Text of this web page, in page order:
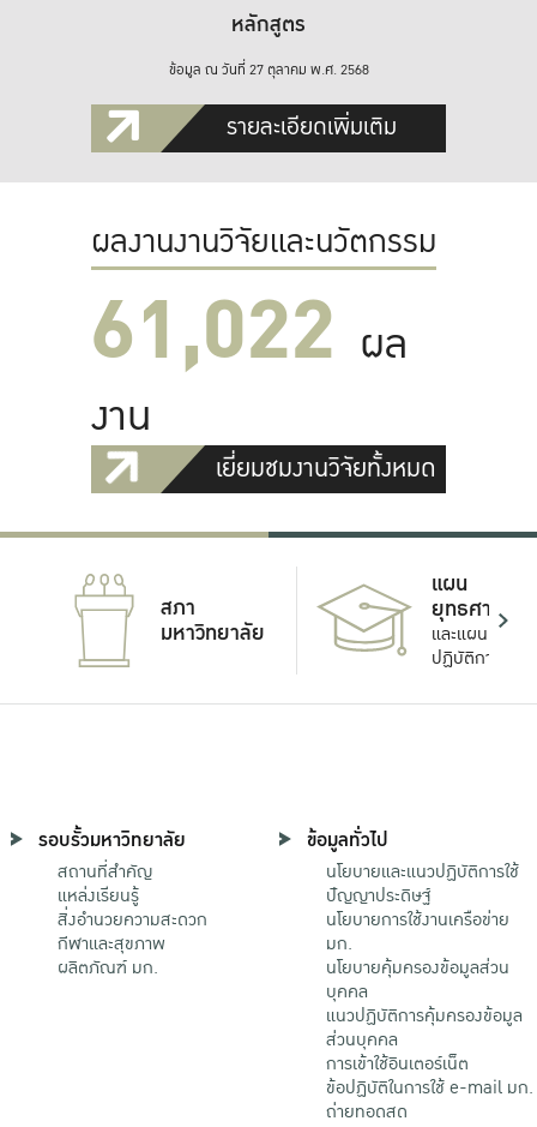
หลักสูตร
ข้อมูล ณ วันที่ 27 ตุลาคม พ.ศ. 2568
รายละเอียดเพิ่มเติม
ผลงานงานวิจัยและนวัตกรรม
61,022 ผล
งาน
เยี่ยมชมงานวิจัยทั้งหมด
สภา
มหาวิทยาลัย
แผน
ยุทธศาสตร์
และแผน
ปฏิบัติการ
รอบรั้วมหาวิทยาลัย
สถานที่สำคัญ
แหล่งเรียนรู้
สิ่งอำนวยความสะดวก
กีฬาและสุขภาพ
ผลิตภัณฑ์ มก.
ข้อมูลทั่วไป
นโยบายและแนวปฏิบัติการใช้
ปัญญาประดิษฐ์
นโยบายการใช้งานเครือข่าย
มก.
นโยบายคุ้มครองข้อมูลส่วน
บุคคล
แนวปฏิบัติการคุ้มครองข้อมูล
ส่วนบุคคล
การเข้าใช้อินเตอร์เน็ต
ข้อปฏิบัติในการใช้ e-mail มก.
ถ่ายทอดสด